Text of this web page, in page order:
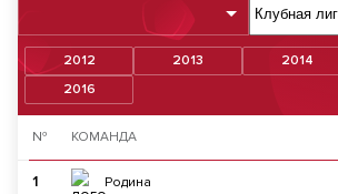
2012 2013 2014
2016
№ КОМАНДА
1 Родина